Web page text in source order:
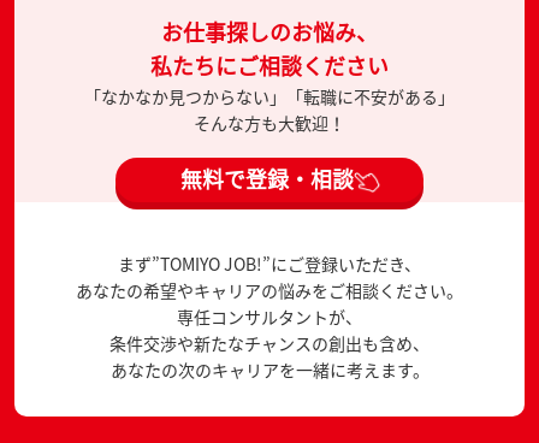
お仕事探しのお悩み、
私たちにご相談ください
「なかなか見つからない」「転職に不安がある」
そんな方も大歓迎！
無料で登録・相談
まず”TOMIYO JOB!”にご登録いただき、
あなたの希望やキャリアの悩みをご相談ください。
専任コンサルタントが、
条件交渉や新たなチャンスの創出も含め、
あなたの次のキャリアを一緒に考えます。